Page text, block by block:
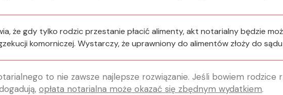
że gdy tylko rodzic przestanie płacić alimenty, akt notarialny będzie
komorniczej. Wystarczy, że uprawniony do alimentów złoży do
to nie zawsze najlepsze rozwiązanie. Jeśli bowiem
opłata notarialna może okazać się zbędnym wydatkiem.